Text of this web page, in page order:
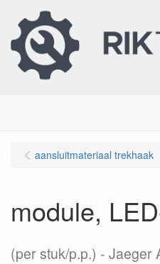
aansluitmateriaal trekhaak
module,
(per stuk/p.p.) Jaeger